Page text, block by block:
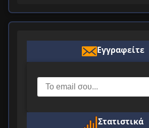
Εγγραφείτε
Στατιστικά